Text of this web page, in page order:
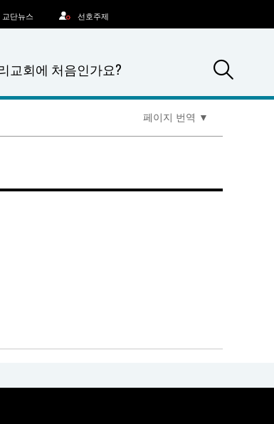
교회에 처음인가요?
교단뉴스 선호주제
페이지 번역 ▼